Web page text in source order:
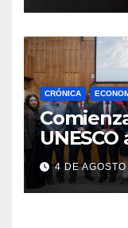
CRÓNICA
Maule
4 DE